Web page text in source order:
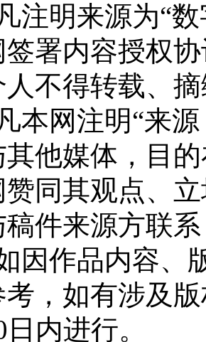
注明来源为“
签署内容授权
人不得转载、
本网注明“来
其他媒体，目
赞同其观点、
稿件来源方联
因作品内容、
考，如有涉及
内进行。